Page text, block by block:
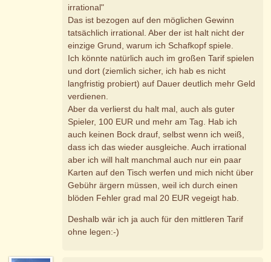
irrational"
Das ist bezogen auf den möglichen Gewinn
tatsächlich irrational. Aber der ist halt nicht der
einzige Grund, warum ich Schafkopf spiele.
Ich könnte natürlich auch im großen Tarif spielen
und dort (ziemlich sicher, ich hab es nicht
langfristig probiert) auf Dauer deutlich mehr Geld
verdienen.
Aber da verlierst du halt mal, auch als guter
Spieler, 100 EUR und mehr am Tag. Hab ich
auch keinen Bock drauf, selbst wenn ich weiß,
dass ich das wieder ausgleiche. Auch irrational
aber ich will halt manchmal auch nur ein paar
Karten auf den Tisch werfen und mich nicht über
Gebühr ärgern müssen, weil ich durch einen
blöden Fehler grad mal 20 EUR vegeigt hab.
Deshalb wär ich ja auch für den mittleren Tarif
ohne legen:-)